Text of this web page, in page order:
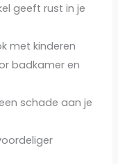
geeft rust in je
met kinderen
badkamer en
schade aan je